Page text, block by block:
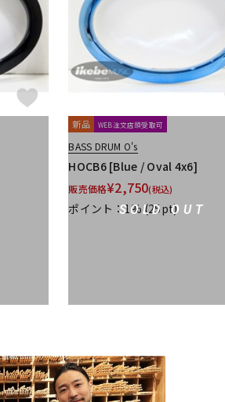
SOLD OUT
新品 WEB注文店頭受取可
BASS DRUM O's
HOCB6 [Blue / Oval 4x6]
販売価格¥2,750(税込)
ポイント：1%(25pt)